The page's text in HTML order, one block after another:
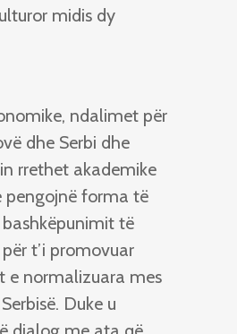
midis dy
ndalimet për
dhe Serbi dhe
rrethet akademike
pengojnë forma të
të
t’i promovuar
e normalizuara mes
Duke u